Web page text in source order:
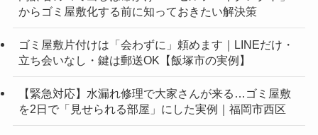
からゴミ屋敷化する前に知っておきたい解決策
ゴミ屋敷片付けは「会わずに」頼めます｜LINEだけ・
立ち会いなし・鍵は郵送OK【飯塚市の実例】
【緊急対応】水漏れ修理で大家さんが来る…ゴミ屋敷
を2日で「見せられる部屋」にした実例｜福岡市西区